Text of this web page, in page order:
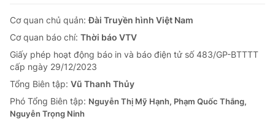
Cơ quan chủ quản:Đài Truyền hình Việt Nam
Cơ quan báo chí: Thời báo VTV
Giấy phép hoạt động báo in và báo điện tử số 483/GP-BTTTT
cấp ngày 29/12/2023
Tổng Biên tập: Vũ Thanh Thủy
Phó Tổng Biên tập: Nguyễn Thị Mỹ Hạnh, Phạm Quốc Thắng,
Nguyễn Trọng Ninh